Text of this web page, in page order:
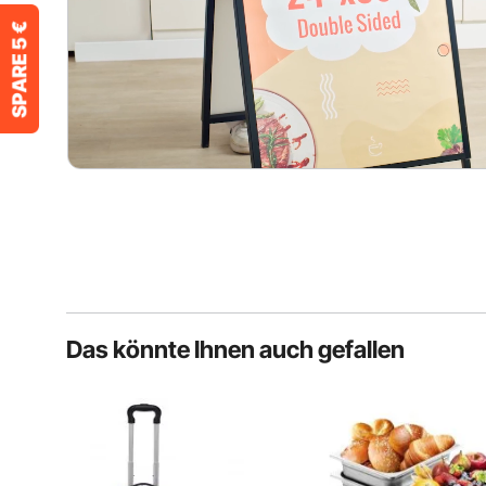
Das könnte Ihnen auch gefallen